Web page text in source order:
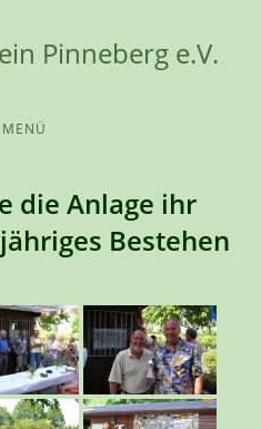
Pinneberg e.V.
MENÜ
die Anlage ihr
Bestehen